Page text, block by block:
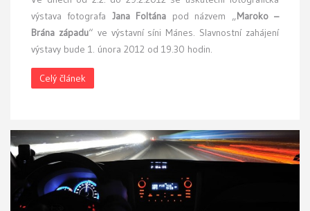
výstava fotografa Jana Foltána pod názvem „Maroko –
Brána západu“ ve výstavní síni Mánes. Slavnostní zahájení
výstavy bude 1. února 2012 od 19.30 hodin.
Celý článek